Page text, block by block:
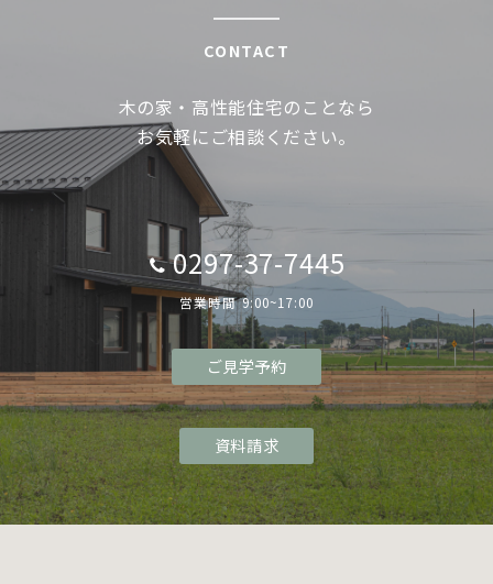
CONTACT
木の家・高性能住宅のことなら
お気軽にご相談ください。
0297-37-7445
営業時間 9:00~17:00
ご見学予約
資料請求